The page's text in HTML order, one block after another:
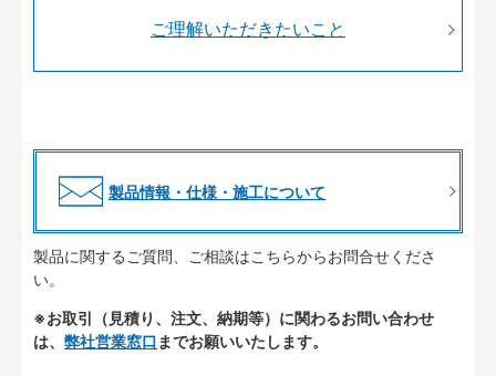
ご理解いただきたいこと
製品情報・仕様・施工について
製品に関するご質問、ご相談はこちらからお問合せくださ
い。
※お取引（見積り、注文、納期等）に関わるお問い合わせ
は、 弊社営業窓口 までお願いいたします。